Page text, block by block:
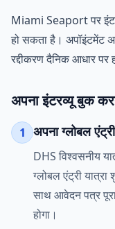
Miami Seaport पर
हो सकता है। अपॉइंटमेंट
रद्दीकरण दैनिक आधार
अपना इंटरव्यू बुक
1 अपना ग्लोबल
DHS विश्वसनीय
ग्लोबल एंट्री
साथ आवेदन पत्र
होगा।